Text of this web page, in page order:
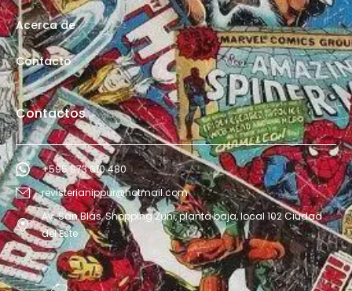
Acerca de
Contacto
Contactos
+595 973 610 480
revisterianippur@hotmail.com
Av. San Blás, Shopping Zuni, planta baja, local 102 Ciudad
del Este